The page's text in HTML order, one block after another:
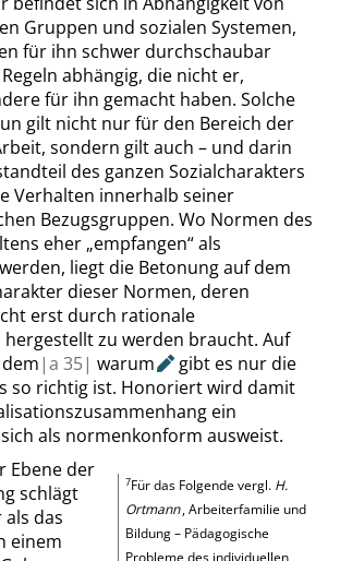
Gruppen und sozialen Systemen,
für ihn schwer durchschaubar
abhängig, die nicht er,
für ihn gemacht haben. Solche
gilt nicht nur für den Bereich der
sondern gilt auch – und darin
des ganzen Sozialcharakters
Verhalten innerhalb seiner
Bezugsgruppen. Wo Normen des
eher „empfangen“als
werden, liegt die Betonung auf dem
dieser Normen, deren
erst durch rationale
zu werden braucht. Auf
|a 35| warum
gibt es nur die
so richtig ist. Honoriert wird damit
ein
als normenkonform ausweist.
7Für das Folgende vergl. H.
Ortmann, Arbeiterfamilie und
Bildung – Pädagogische
Probleme des individuellen
Ebene der
schlägt
das
einem